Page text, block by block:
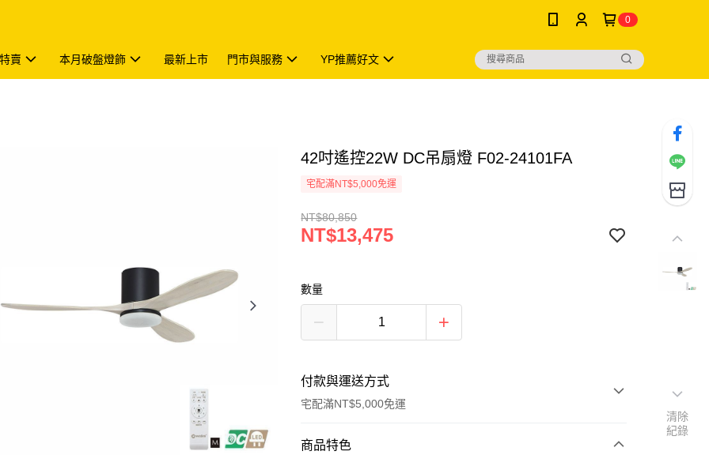
0
賣 本月破盤燈飾 最新上市 門市與服務 YP推薦好文
42吋遙控22W DC吊扇燈 F02-24101FA
宅配滿NT$5,000免運
NT$80,850
NT$13,475
數量
付款與運送方式
宅配滿NT$5,000免運
付款方式
商品特色
清除
紀錄